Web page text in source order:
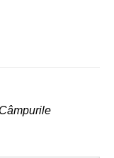
Câmpurile